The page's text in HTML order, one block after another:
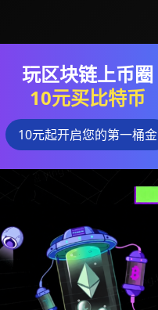
玩区块链上币圈
10元买比特币
10元起开启您的第一桶金